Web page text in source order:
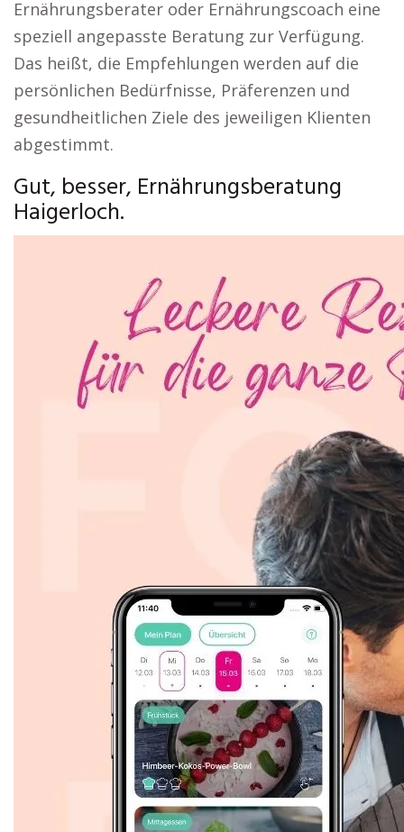
Ernährungsberater oder Ernährungscoach eine
speziell angepasste Beratung zur Verfügung.
Das heißt, die Empfehlungen werden auf die
persönlichen Bedürfnisse, Präferenzen und
gesundheitlichen Ziele des jeweiligen Klienten
abgestimmt.
Gut, besser, Ernährungsberatung
Haigerloch.